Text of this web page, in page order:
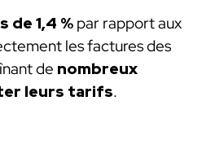
de 1,4 % par rapport aux
les factures des
de nombreux
leurs tarifs.